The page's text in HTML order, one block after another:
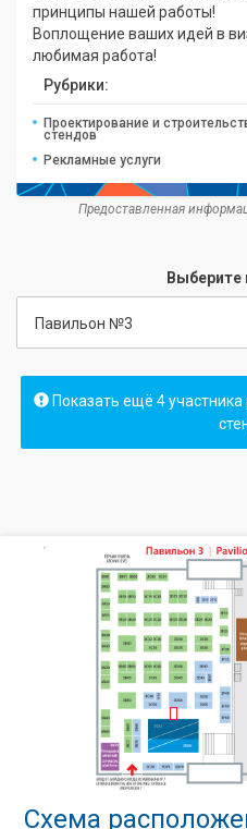
принципы нашей работы!
Воплощение ваших идей в
любимая работа!
Рубрики:
Проектирование и
стендов
Рекламные услуги
Предоставленная
Выберите
Павильон №3
Показать ещё 4
Схема